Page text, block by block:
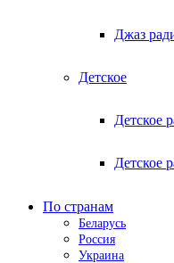
Джаз
Детское
Детское
Детское
По странам
Беларусь
Россия
Украина